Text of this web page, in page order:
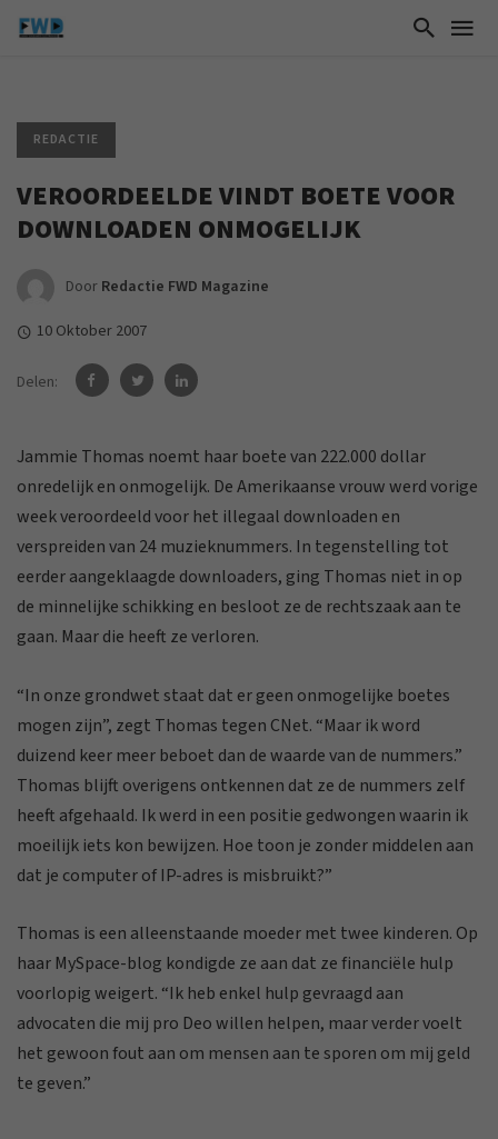
REDACTIE
VEROORDEELDE VINDT BOETE VOOR
DOWNLOADEN ONMOGELIJK
Door Redactie FWD Magazine
10 Oktober 2007
Delen:
Jammie Thomas noemt haar boete van 222.000 dollar
onredelijk en onmogelijk. De Amerikaanse vrouw werd vorige
week veroordeeld voor het illegaal downloaden en
verspreiden van 24 muzieknummers. In tegenstelling tot
eerder aangeklaagde downloaders, ging Thomas niet in op
de minnelijke schikking en besloot ze de rechtszaak aan te
gaan. Maar die heeft ze verloren.
“In onze grondwet staat dat er geen onmogelijke boetes
mogen zijn”, zegt Thomas tegen CNet. “Maar ik word
duizend keer meer beboet dan de waarde van de nummers.”
Thomas blijft overigens ontkennen dat ze de nummers zelf
heeft afgehaald. Ik werd in een positie gedwongen waarin ik
moeilijk iets kon bewijzen. Hoe toon je zonder middelen aan
dat je computer of IP-adres is misbruikt?”
Thomas is een alleenstaande moeder met twee kinderen. Op
haar MySpace-blog kondigde ze aan dat ze financiële hulp
voorlopig weigert. “Ik heb enkel hulp gevraagd aan
advocaten die mij pro Deo willen helpen, maar verder voelt
het gewoon fout aan om mensen aan te sporen om mij geld
te geven.”